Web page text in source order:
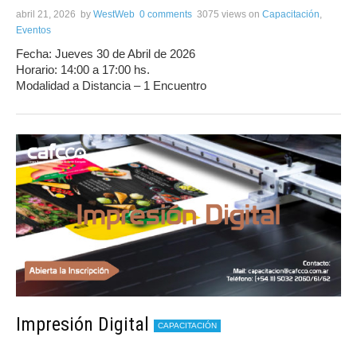
abril 21, 2026 by WestWeb 0 comments 3075 views on Capacitación,
Eventos
Fecha: Jueves 30 de Abril de 2026
Horario: 14:00 a 17:00 hs.
Modalidad a Distancia – 1 Encuentro
Impresión Digital CAPACITACIÓN